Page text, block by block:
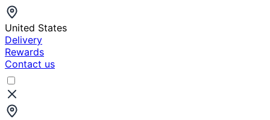
United States
Delivery
Rewards
Contact us